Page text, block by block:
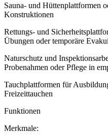
Sauna- und Hüttenplattformen
Konstruktionen
Rettungs- und
Übungen oder temporäre
Naturschutz und
Probenahmen oder Pflege in
Tauchplattformen für
Freizeittauchen
Funktionen
Merkmale: